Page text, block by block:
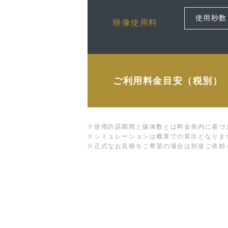
映像使用料
ご利用料金目安（税別）
※ 使用許諾期間と媒体数とは料金表内に基づ
※ シミュレーションは概算での算出となりま
※ 正式なお見積をご希望の場合は別途ご依頼